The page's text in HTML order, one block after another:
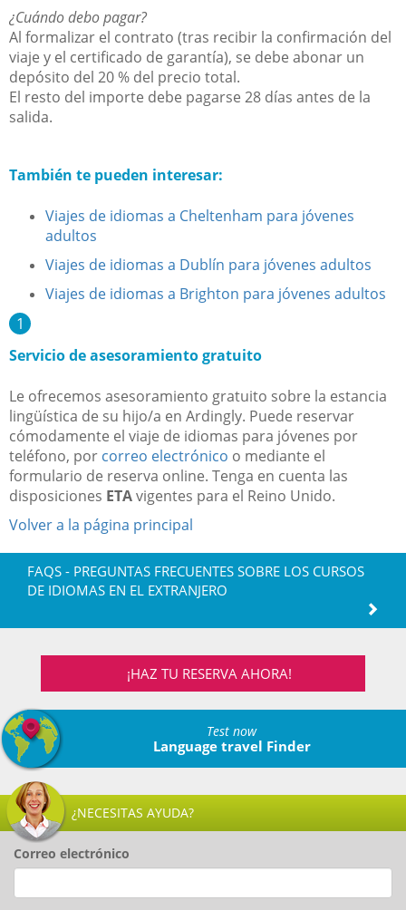
¿Cuándo debo pagar?
Al formalizar el contrato (tras recibir la confirmación del
viaje y el certificado de garantía), se debe abonar un
depósito del 20 % del precio total.
El resto del importe debe pagarse 28 días antes de la
salida.
También te pueden interesar:
Viajes de idiomas a Cheltenham para jóvenes
adultos
Viajes de idiomas a Dublín para jóvenes adultos
Viajes de idiomas a Brighton para jóvenes adultos
Servicio de asesoramiento gratuito
Le ofrecemos asesoramiento gratuito sobre la estancia
lingüística de su hijo/a en Ardingly. Puede reservar
cómodamente el viaje de idiomas para jóvenes por
teléfono, por correo electrónico o mediante el
formulario de reserva online. Tenga en cuenta las
disposiciones ETAvigentes para el Reino Unido.
Volver a la página principal
FAQS - PREGUNTAS FRECUENTES SOBRE LOS CURSOS
DE IDIOMAS EN EL EXTRANJERO
¡HAZ TU RESERVA AHORA!
Test now
Language travel Finder
¿NECESITAS AYUDA?
Correo electrónico